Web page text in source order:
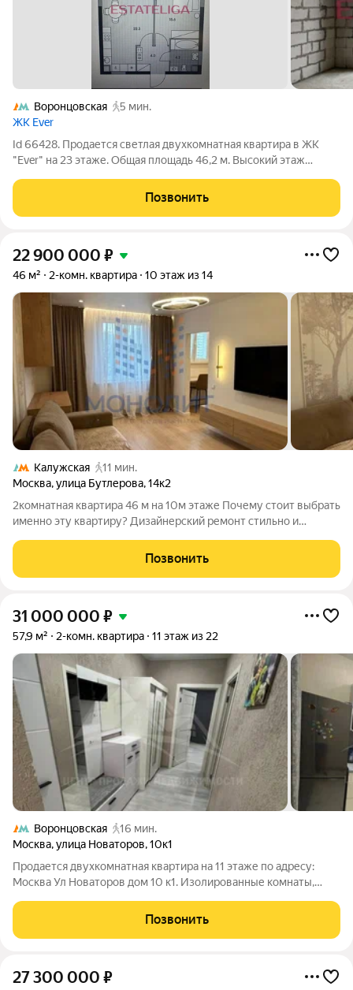
Воронцовская
5 мин.
ЖК Ever
Id 66428. Продается светлая двухкомнатная квартира в ЖК
"Ever" на 23 этаже. Общая площадь 46,2 м. Высокий этаж
воплотить любой вариант планировки ЖК Ever расположен в
Позвонить
22 900 000 ₽
46 м² 2-комн. квартира 10 этаж из 14
Калужская
11 мин.
Москва,улица Бутлерова,14к2
2комнатная квартира 46 м на 10м этаже Почему стоит выбрать
именно эту квартиру? Дизайнерский ремонт стильно и
Полностью меблирована и оснащена техникой заезжайте и
Позвонить
31 000 000 ₽
57,9 м² 2-комн. квартира 11 этаж из 22
Воронцовская
16 мин.
Москва,улица Новаторов,10к1
Продается двухкомнатная квартира на 11 этаже по адресу:
Москва Ул Новаторов дом 10 к1. Изолированные комнаты,
Отличная транспортная доступность, развитая
инфраструктура. Наследство более 5 лет,
Позвонить
27 300 000 ₽